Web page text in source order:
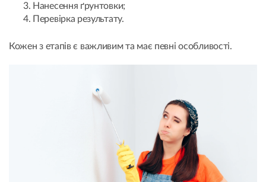
Нанесення ґрунтовки;
Перевірка результату.
Кожен з етапів є важливим та має певні особливості.